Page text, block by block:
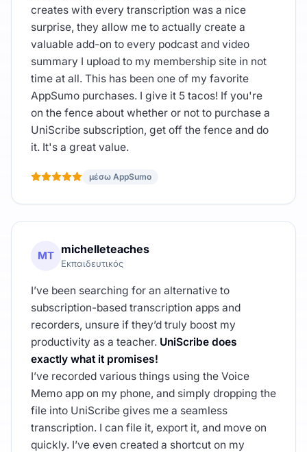
creates with every transcription was a nice
surprise, they allow me to actually create a
valuable add-on to every podcast and video
summary I upload to my membership site in not
time at all. This has been one of my favorite
AppSumo purchases. I give it 5 tacos! If you're
on the fence about whether or not to purchase a
UniScribe subscription, get off the fence and do
it. It's a great value.
μέσω AppSumo
MT michelleteaches
Εκπαιδευτικός
I’ve been searching for an alternative to
subscription-based transcription apps and
recorders, unsure if they’d truly boost my
productivity as a teacher. UniScribe does
exactly what it promises!
I’ve recorded various things using the Voice
Memo app on my phone, and simply dropping the
file into UniScribe gives me a seamless
transcription. I can file it, export it, and move on
quickly. I’ve even created a shortcut on my